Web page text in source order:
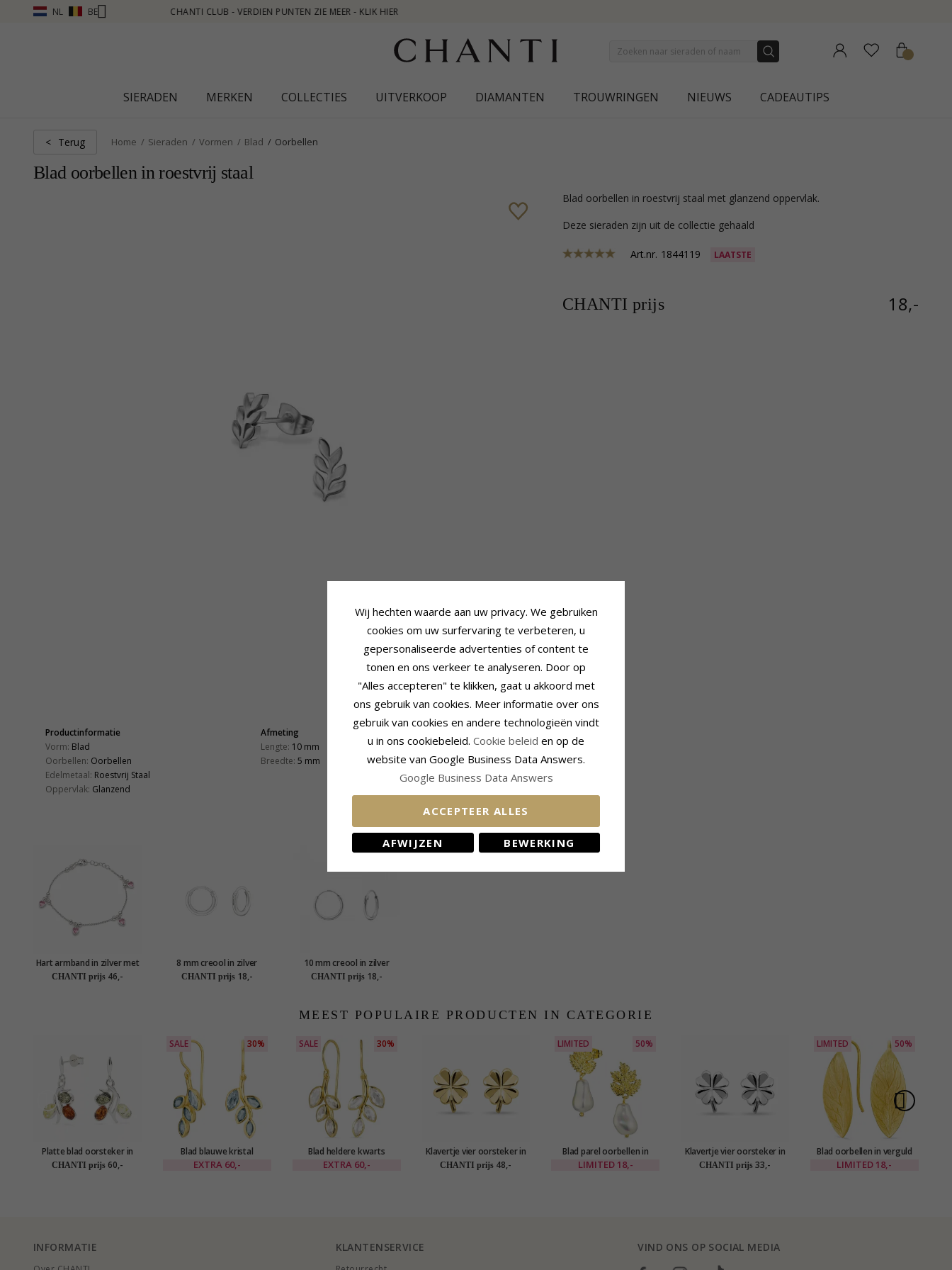
NL BE
PUNTEN ZIE MEER - KLIK HIER
SIERADEN MERKEN COLLECTIES UITVERKOOP DIAMANTEN TROUWRINGEN NIEUWS CADEAUTIPS
< Terug Home Sieraden Vormen Blad Oorbellen
Blad oorbellen in roestvrij staal
blad oorbellen in roestvrij staal met glanzend oppervlak.
Deze sieraden zijn uit de collectie gehaald
Art.nr. 1844119 LAATSTE
CHANTI prijs 18,-
Productinformatie
Vorm: Blad
Oorbellen: Oorbellen
Edelmetaal: Roestvrij Staal
Oppervlak: Glanzend
Afmeting
Lengte: 10 mm
Breedte: 5 mm
Levertijd:4-5 Weekdagen
KLANTEN KOPEN OOK
Hart armband in zilver met
hanger in zilver - Little
Ones
CHANTI prijs 46,-
8 mm creool in zilver
CHANTI prijs 18,-
10 mm creool in zilver
CHANTI prijs 18,-
MEEST POPULAIRE PRODUCTEN IN CATEGORIE
Platte blad oorsteker in
zilver
CHANTI prijs 60,-
SALE 30%
Blad blauwe kristal
oorbellen in verguld zilver -
EXTRA 60,-
SALE 30%
Blad heldere kwarts
oorbellen in verguld zilver -
EXTRA 60,-
Klavertje vier oorsteker in
verguld sterlingzilver
CHANTI prijs 48,-
LIMITED 50%
Blad parel oorbellen in
verguld messing - Eliné
LIMITED 18,-
Klavertje vier oorsteker in
zilver
CHANTI prijs 33,-
LIMITED 50%
Blad oorbellen in verguld
messing - Eliné
LIMITED 18,-
INFORMATIE KLANTENSERVICE VIND ONS OP SOCIAL MEDIA
Wij hechten waarde aan uw privacy. We gebruiken
cookies om uw surfervaring te verbeteren, u
gepersonaliseerde advertenties of content te
tonen en ons verkeer te analyseren. Door op
"Alles accepteren" te klikken, gaat u akkoord met
ons gebruik van cookies. Meer informatie over ons
gebruik van cookies en andere technologieën vindt
u in ons cookiebeleid. Cookie beleid en op de
website van Google Business Data Answers.
Google Business Data Answers
ACCEPTEER ALLES
AFWIJZEN BEWERKING